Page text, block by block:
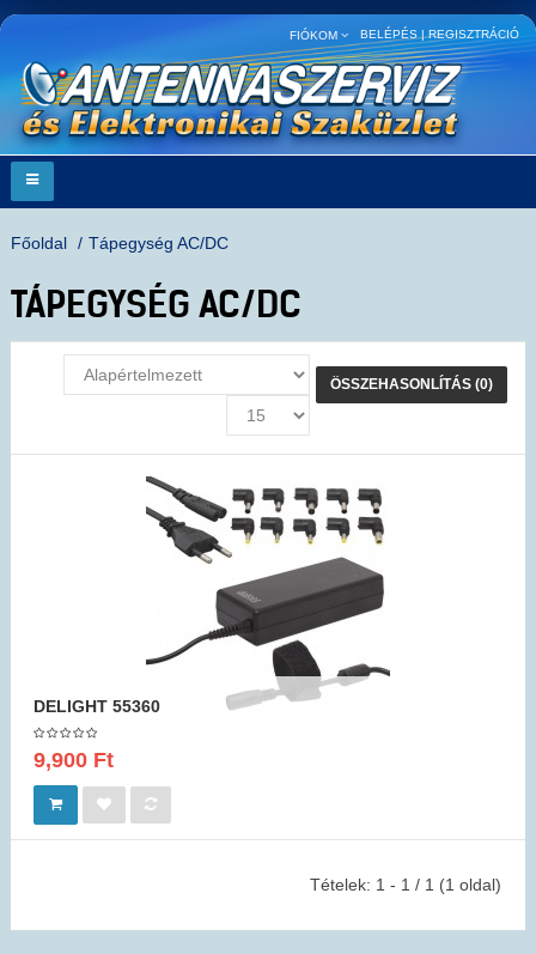
BELÉPÉS |REGISZTRÁCIÓ
FIÓKOM
Főoldal Tápegység AC/DC
TÁPEGYSÉG AC/DC
ÖSSZEHASONLÍTÁS (0)
DELIGHT 55360
9,900 Ft
Tételek: 1 - 1 / 1 (1 oldal)